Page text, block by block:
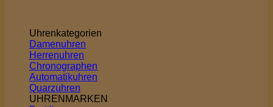
Uhrenkategorien
Damenuhren
Herrenuhren
Chronographen
Automatikuhren
Quarzuhren
UHRENMARKEN